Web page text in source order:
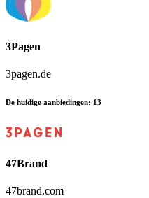
3Pagen
3pagen.de
De huidige aanbiedingen: 13
47Brand
47brand.com